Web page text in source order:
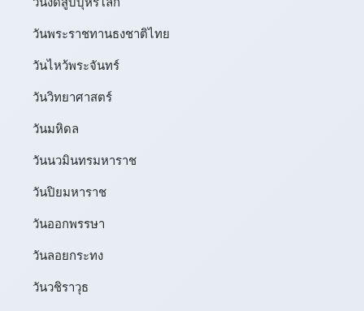
วันพระราชทานธงชาติไทย
วันไหว้พระจันทร์​
วันวิทยาศาสตร์
วันมหิดล
วันนวมินทรมหาราช
วันปิยมหาราช
วันออกพรรษา
วันลอยกระทง
วันวชิราวุธ